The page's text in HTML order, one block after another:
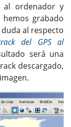
al ordenador y
grabado
al respecto
del GPS al
será una
descargado,